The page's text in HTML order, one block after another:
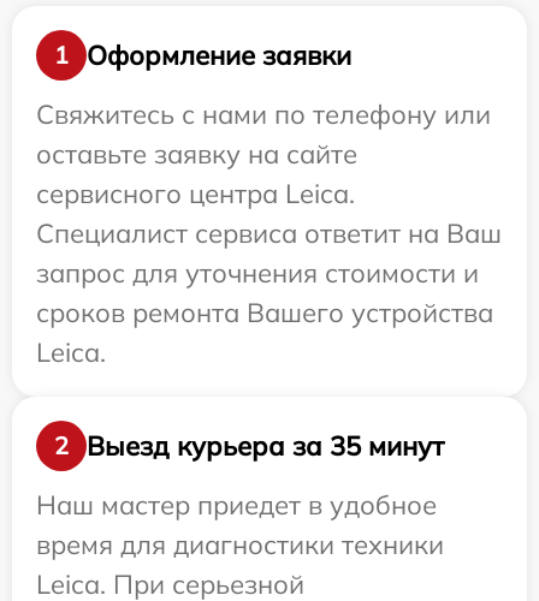
1
Оформление заявки
Свяжитесь с нами по телефону или
оставьте заявку на сайте
сервисного центра Leica.
Специалист сервиса ответит на Ваш
запрос для уточнения стоимости и
сроков ремонта Вашего устройства
Leica.
2
Выезд курьера за 35 минут
Наш мастер приедет в удобное
время для диагностики техники
Leica. При серьезной